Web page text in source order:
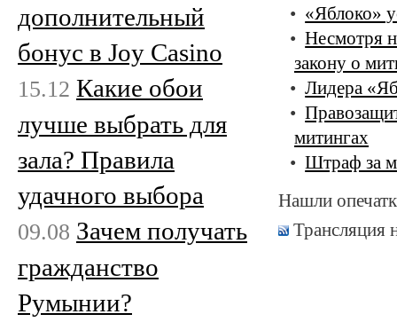
«Яблоко»
Несмотря
закону о
Лидера
митингах
Штраф за
Нашли
Трансляция
дополнительный
бонус в Joy Casino
15.12 Какие обои
лучше выбрать для
зала? Правила
удачного выбора
09.08 Зачем получать
гражданство
Румынии?